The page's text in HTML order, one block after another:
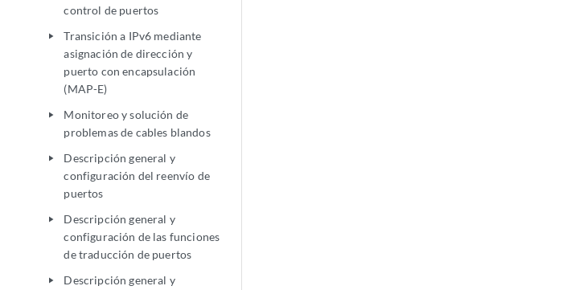
control de puertos
play_arrow
Transición a IPv6 mediante
asignación de dirección y
puerto con encapsulación
(MAP-E)
play_arrow
Monitoreo y solución de
problemas de cables blandos
play_arrow
Descripción general y
configuración del reenvío de
puertos
play_arrow
Descripción general y
configuración de las funciones
de traducción de puertos
play_arrow
Descripción general y